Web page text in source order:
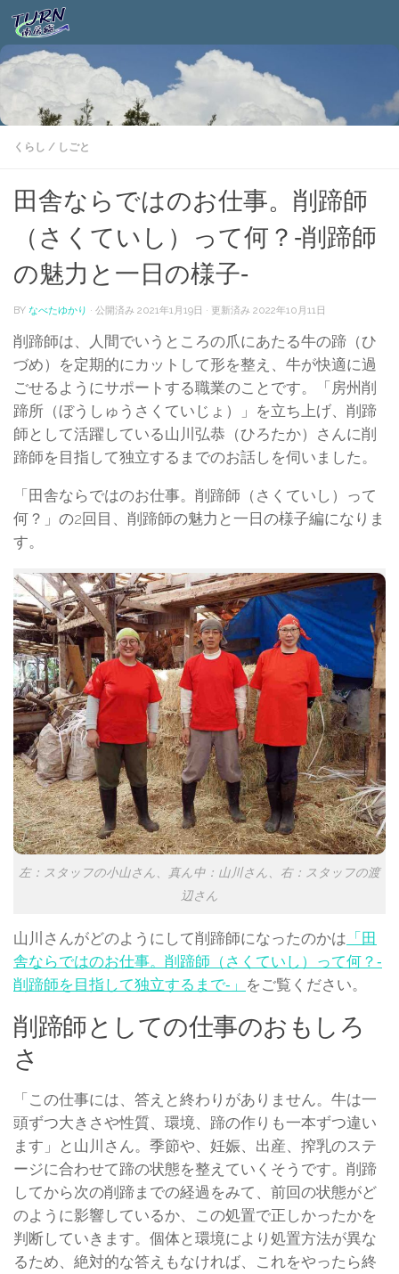
くらし / しごと
田舎ならではのお仕事。削蹄師
（さくていし）って何？‐削蹄師
の魅力と一日の様子‐
BY なべたゆかり · 公開済み 2021年1月19日 · 更新済み 2022年10月11日
削蹄師は、人間でいうところの爪にあたる牛の蹄（ひ
づめ）を定期的にカットして形を整え、牛が快適に過
ごせるようにサポートする職業のことです。「房州削
蹄所（ぼうしゅうさくていじょ）」を立ち上げ、削蹄
師として活躍している山川弘恭（ひろたか）さんに削
蹄師を目指して独立するまでのお話しを伺いました。
「田舎ならではのお仕事。削蹄師（さくていし）って
何？」の2回目、削蹄師の魅力と一日の様子編になりま
す。
左：スタッフの小山さん、真ん中：山川さん、右：スタッフの渡
辺さん
山川さんがどのようにして削蹄師になったのかは 「田
舎ならではのお仕事。削蹄師（さくていし）って何？‐
削蹄師を目指して独立するまで‐」 をご覧ください。
削蹄師としての仕事のおもしろ
さ
「この仕事には、答えと終わりがありません。牛は一
頭ずつ大きさや性質、環境、蹄の作りも一本ずつ違い
ます」と山川さん。季節や、妊娠、出産、搾乳のステ
ージに合わせて蹄の状態を整えていくそうです。削蹄
してから次の削蹄までの経過をみて、前回の状態がど
のように影響しているか、この処置で正しかったかを
判断していきます。個体と環境により処置方法が異な
るため、絶対的な答えもなければ、これをやったら終